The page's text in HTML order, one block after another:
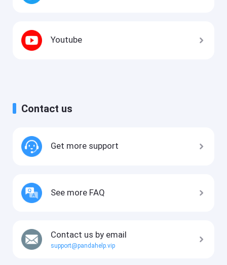
Youtube
Contact us
Get more support
See more FAQ
Contact us by email
support@pandahelp.vip